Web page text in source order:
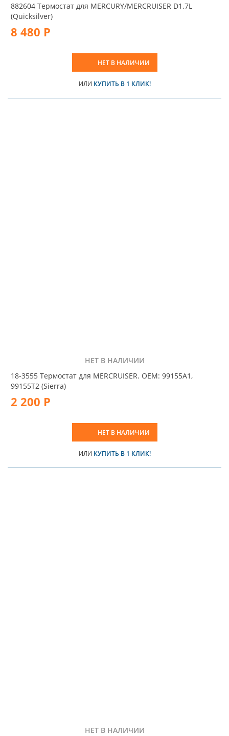
882604 Термостат для MERCURY/MERCRUISER D1.7L
(Quicksilver)
8 480 Р
НЕТ В НАЛИЧИИ
ИЛИ КУПИТЬ В 1 КЛИК!
НЕТ В НАЛИЧИИ
18-3555 Термостат для MERCRUISER. OEM: 99155A1,
99155T2 (Sierra)
2 200 Р
НЕТ В НАЛИЧИИ
ИЛИ КУПИТЬ В 1 КЛИК!
НЕТ В НАЛИЧИИ